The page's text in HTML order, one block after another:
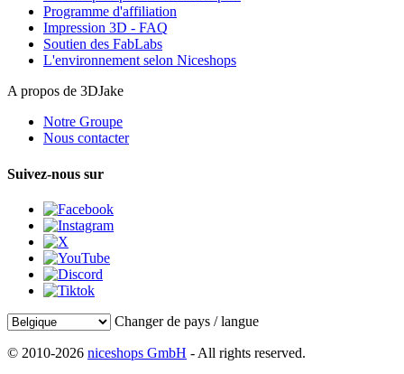
Programme d'affiliation
Impression 3D - FAQ
Soutien des FabLabs
L'environnement selon Niceshops
A propos de 3DJake
Notre Groupe
Nous contacter
Suivez-nous sur
Changer de pays / langue
© 2010-2026 niceshops GmbH - All rights reserved.